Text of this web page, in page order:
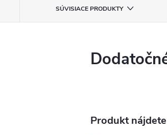
SÚVISIACE PRODUKTY
Produkt